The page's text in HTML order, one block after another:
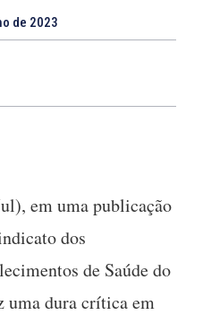
de 2023
em uma publicação
dos
de Saúde do
uma dura crítica em